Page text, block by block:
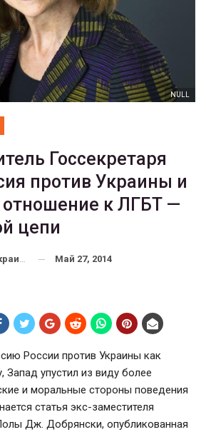
NULL
Госсекретаря
против Украины и
отношение к ЛГБТ —
цепи
Май 27, 2014
России против Украины как
Запад упустил из виду более
и моральные стороны поведения
статья экс-заместителя
Дж. Добрянски, опубликованная